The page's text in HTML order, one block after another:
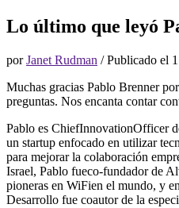
Lo último que leyó
porJanet Rudman / Publicado el
Muchas gracias Pablo Brenner
preguntas. Nos encanta contar
Pablo es ChiefInnovationOfficer
un startup enfocado en utilizar
para mejorar la colaboración
Israel, Pablo fueco-fundador de
pioneras en WiFien el mundo, y
Desarrollo fue coautor de la